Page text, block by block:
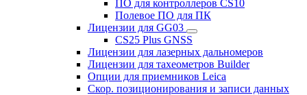
ПО для контроллеров CS10
Полевое ПО для ПК
Лицензии для GG03
CS25 Plus GNSS
Лицензии для лазерных дальномеров
Лицензии для тахеометров Builder
Опции для приемников Leica
Скор. позиционирования и записи данных